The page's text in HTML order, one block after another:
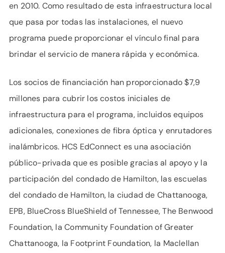
en 2010. Como resultado de esta infraestructura local
que pasa por todas las instalaciones, el nuevo
programa puede proporcionar el vínculo final para
brindar el servicio de manera rápida y económica.
Los socios de financiación han proporcionado $7,9
millones para cubrir los costos iniciales de
infraestructura para el programa, incluidos equipos
adicionales, conexiones de fibra óptica y enrutadores
inalámbricos. HCS EdConnect es una asociación
público-privada que es posible gracias al apoyo y la
participación del condado de Hamilton, las escuelas
del condado de Hamilton, la ciudad de Chattanooga,
EPB, BlueCross BlueShield of Tennessee, The Benwood
Foundation, la Community Foundation of Greater
Chattanooga, la Footprint Foundation, la Maclellan